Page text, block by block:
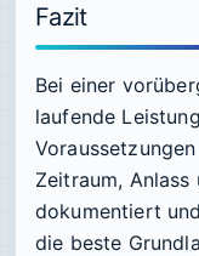
Fazit
Bei einer
laufende
Zeitraum,
dokumentiert
die beste